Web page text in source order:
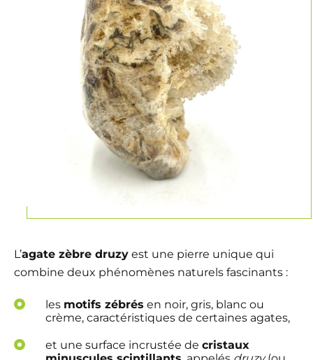
L’agate zèbre druzy est une pierre unique qui
combine deux phénomènes naturels fascinants :
les motifs zébrés en noir, gris, blanc ou
crème, caractéristiques de certaines agates,
et une surface incrustée de cristaux